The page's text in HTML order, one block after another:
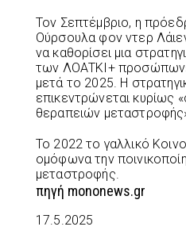
Τον Σεπτέμβριο, η
Ούρσουλα φον ντερ
να καθορίσει μια
των ΛΟΑΤΚΙ+
μετά το 2025. Η
επικεντρώνεται κυρίως
θεραπειών
Το 2022 το γαλλικό
ομόφωνα την
μεταστροφής.
πηγή mononews.gr
17.5.2025